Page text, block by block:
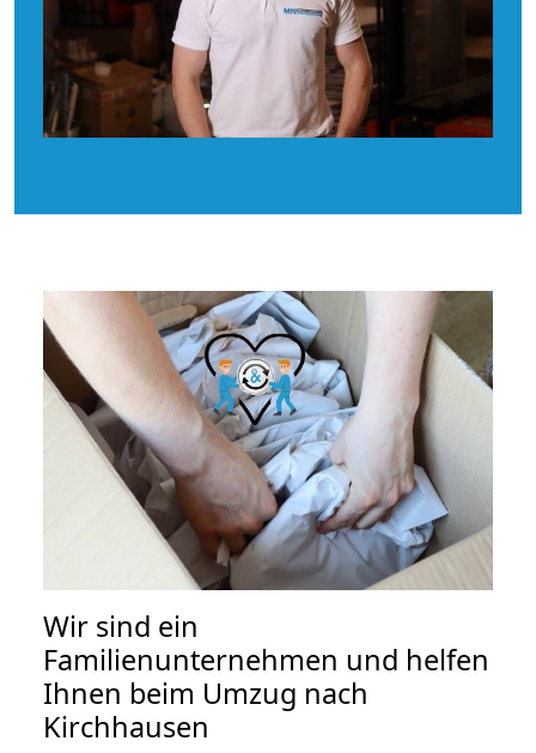
Wir sind ein
Familienunternehmen und helfen
Ihnen beim Umzug nach
Kirchhausen